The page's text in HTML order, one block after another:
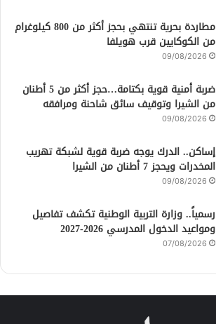
مطاردة بحرية تنتهي بحجز أكثر من 800 كيلوغرام
من الكوكايين قرب هويلفا
09/08/2026
ضربة أمنية قوية بكتامة…حجز أكثر من 5 أطنان
من الشيرا وتوقيف سائق شاحنة ومرافقه
09/08/2026
إساكن.. الدرك يوجه ضربة قوية لشبكة تهريب
المخدرات ويحجز 7 أطنان من الشيرا
09/08/2026
رسمياً.. وزارة التربية الوطنية تكشف تفاصيل
ومواعيد الدخول المدرسي 2026-2027
07/08/2026